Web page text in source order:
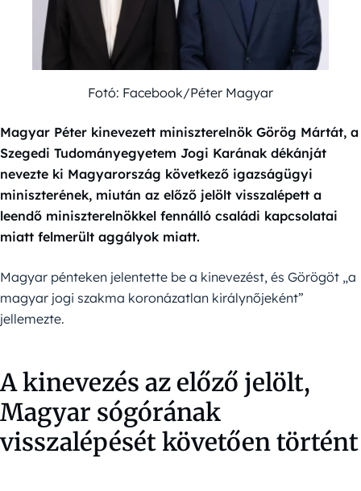
Fotó: Facebook/Péter Magyar
Magyar Péter kinevezett miniszterelnök Görög Mártát, a
Szegedi Tudományegyetem Jogi Karának dékánját
nevezte ki Magyarország következő igazságügyi
miniszterének, miután az előző jelölt visszalépett a
leendő miniszterelnökkel fennálló családi kapcsolatai
miatt felmerült aggályok miatt.
Magyar pénteken jelentette be a kinevezést, és Görögöt „a
magyar jogi szakma koronázatlan királynőjeként”
jellemezte.
A kinevezés az előző jelölt,
Magyar sógórának
visszalépését követően történt